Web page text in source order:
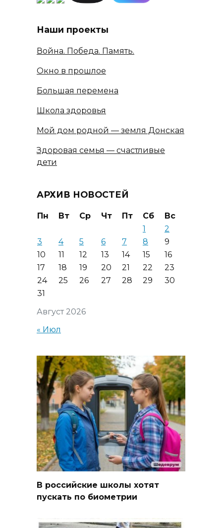
Наши проекты
Война. Победа. Память.
Окно в прошлое
Большая перемена
Школа здоровья
Мой дом родной — земля Донская
Здоровая семья — счастливые
дети
АРХИВ НОВОСТЕЙ
Август 2026
Пн Вт Ср Чт Пт Сб
Вс
1
2
3
4 5 6 7 8
9
10
11 12 13 14 15
16
17
18 19 20 21 22
23
24
25 26 27 28 29
30
31
« Июл
В российские школы хотят
пускать по биометрии